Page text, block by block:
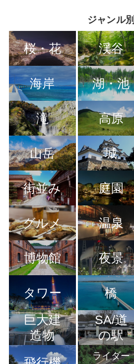
ジャンル別
桜・花 渓谷
海岸 湖・池
滝 高原
山岳 城
街並み 庭園
グルメ 温泉
博物館
夜景
タワー 橋
巨大建
造物
SA/道
の駅
ライダー